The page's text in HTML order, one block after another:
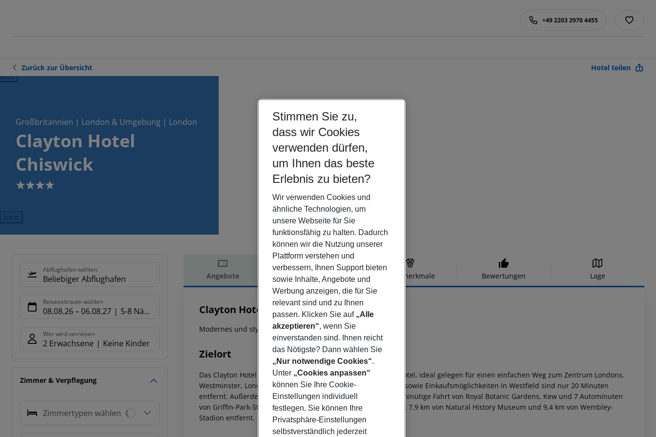
+49 2203 2970 4455
Zurück zur Übersicht Hotel teilen
Großbritannien | London & Umgebung | London
Clayton Hotel
Chiswick
4
Next
Abflughafen wählen
Beliebiger Abflughafen
Reisezeitraum wählen
08.08.26– 06.08.27 5-8 Nächte
Wer wird verreisen
2 Erwachsene Keine Kinder
Zimmer & Verpflegung
Zimmertypen wählen
Angebote Hotelbeschreibung Hotelmerkmale Bewertungen Lage
Hotelbeschreibung
Clayton Hotel Chiswick
4
Modernes und stylisches Hotel!
Zielort
Das Clayton Hotel Chiswick ist eine zeitgenössische 4-Sterne Hotel, ideal gelegen für einen einfachen Weg zum Zentrum Londons.
Westminster, Londons' Museum Quarter in South Kensington, sowie Einkaufsmöglichkeiten in Westfield sind nur 20 Minuten
entfernt. Außerdem ist das Clayton Hotel Chiswick nur eine 5-minütige Fahrt von Royal Botanic Gardens, Kew und 7 Autominuten
von Griffin-Park-Stadion entfernt. Dieses Hotel mit 4 Sternen ist 7,9 km von Natural History Museum und 9,4 km von Wembley-
Stadion entfernt.
Stimmen Sie zu,
dass wir Cookies
verwenden dürfen,
um Ihnen das beste
Erlebnis zu bieten?
Wir verwenden Cookies und
ähnliche Technologien, um
unsere Webseite für Sie
funktionsfähig zu halten. Dadurch
können wir die Nutzung unserer
Plattform verstehen und
verbessern, Ihnen Support bieten
sowie Inhalte, Angebote und
Werbung anzeigen, die für Sie
relevant sind und zu Ihnen
passen. Klicken Sie auf „Alle
akzeptieren“, wenn Sie
einverstanden sind. Ihnen reicht
das Nötigste? Dann wählen Sie
„Nur notwendige Cookies“.
Unter „Cookies anpassen“
können Sie Ihre Cookie-
Einstellungen individuell
festlegen. Sie können Ihre
Privatsphäre-Einstellungen
selbstverständlich jederzeit